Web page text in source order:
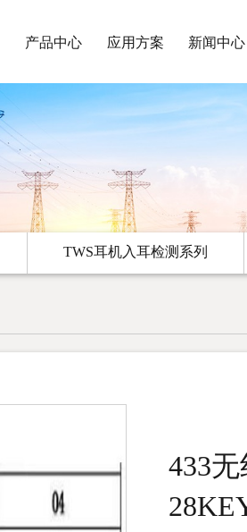
产品中心 应用方案 新闻中心
TWS耳机入耳检测系列
433